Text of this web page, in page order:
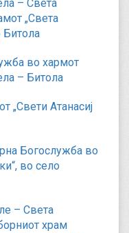
– Света
„Света
Битола
во хармот
– Битола
„Свети Атанасиј
Богослужба во
во село
– Света
храм